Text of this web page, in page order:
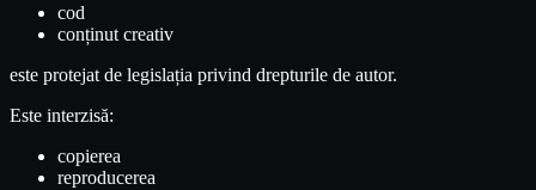
cod
conținut creativ
este protejat de legislația privind drepturile de autor.
Este interzisă:
copierea
reproducerea